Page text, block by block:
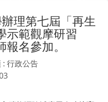
理第七屆「再生
示範觀摩研習
名參加。
: 行政公告